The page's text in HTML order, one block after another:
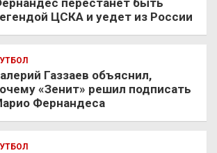
перестанет быть
ЦСКА и уедет из России
Газзаев объяснил,
«Зенит» решил подписать
Фернандеса